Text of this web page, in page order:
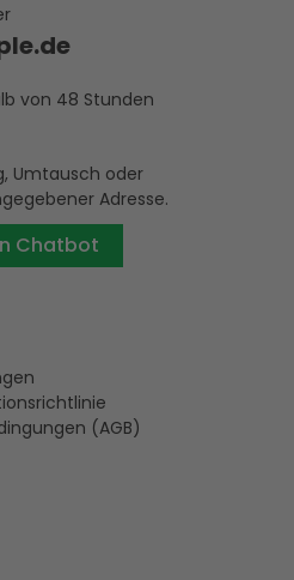
von 48 Stunden
Umtausch oder
Adresse.
Chatbot
(AGB)